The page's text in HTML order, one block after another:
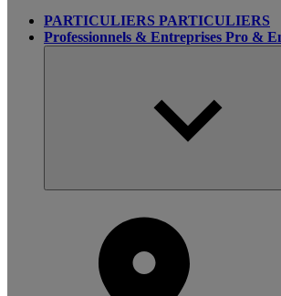
PARTICULIERS PARTICULIERS
Professionnels & Entreprises Pro &